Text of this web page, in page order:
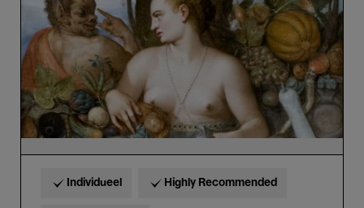
Highlights
tour
in
het
Frans
Individueel Highly Recommended